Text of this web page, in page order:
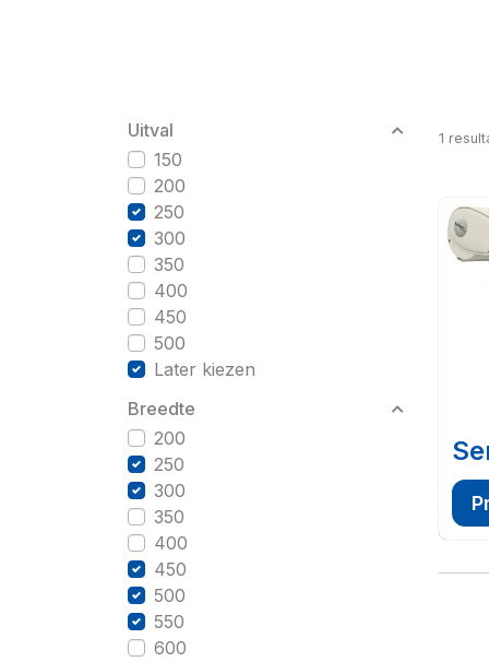
Uitval
150
200
250
300
350
400
450
500
Later kiezen
Breedte
200
250
300
350
400
450
500
550
600
1